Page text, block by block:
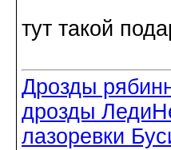
тут такой
Дрозды
дрозды
лазоревки